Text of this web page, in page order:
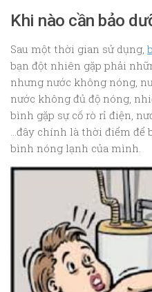
Khi nào cần bảo
Sau một thời gian sử dụng,
bạn đột nhiên gặp phải
nhưng nước không nóng,
nước không đủ độ nóng,
bình gặp sự cố rò rỉ điện,
…đây chính là thời điểm để
bình nóng lạnh của mình.